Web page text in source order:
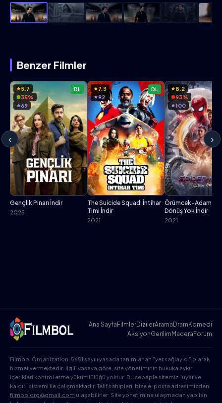
Benzer Filmler
‹
DL
5.7
35%
69
Gençlik Pınarı İndir
2025
DL
7.3
92
The Suicide Squad: İntihar
Timi İndir
2021
8.2
93%
100
Örümcek-Adam:
Dönüş Yok İndir
2021
›
Ana Sayfa FilmlerDizilerArama Dram Komedi
AksiyonGerilim Macera Forum
Filmbol Organization, 5651 sayılı yasada tanımlanan "yer sağlayıcı" olarak
hizmet vermektedir. İlgili yasaya göre, site yönetiminin hukuka aykırı
içerikleri kontrol etme yükümlülüğü yoktur. Bu sebeple sitemiz "uyar ve
kaldır" sistemi ile çalışmaktadır. Telif sahipleri, bize e-posta adresimizden
filmbolorg@gmail.com ulaşabilirler. Site yönetimine ulaşmadan yapılan